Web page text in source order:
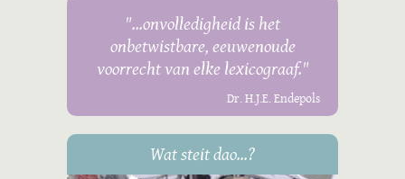
"...onvolledigheid is het
onbetwistbare, eeuwenoude
voorrecht van elke lexicograaf."
Dr. H.J.E. Endepols
Wat steit dao...?